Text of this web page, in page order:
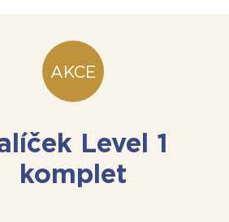
Level 1
komplet